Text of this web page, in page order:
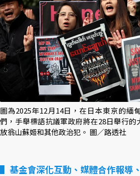
圖為2025年12月14日，在日本東京的緬
們，手舉標語抗議軍政府將在28日舉行
放翁山蘇姬和其他政治犯。 圖／路透社
基金會深化互動、媒體合作報導